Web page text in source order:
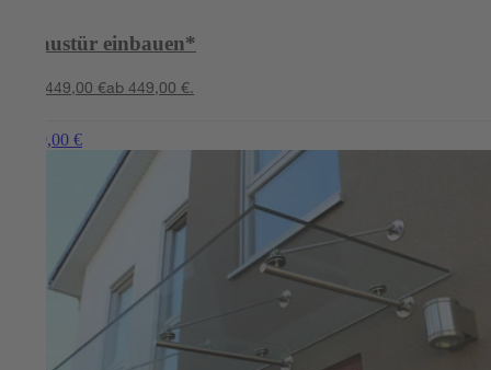
Haustür einbauen*
ab 449,00 €ab 449,00 €.
ab 349,00 €